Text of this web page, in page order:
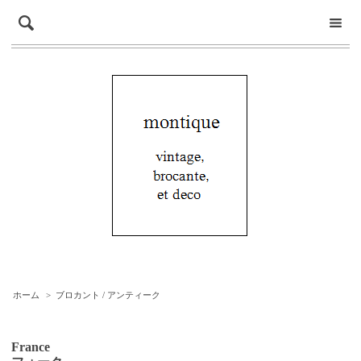
ホーム > ブロカント / アンティーク
France